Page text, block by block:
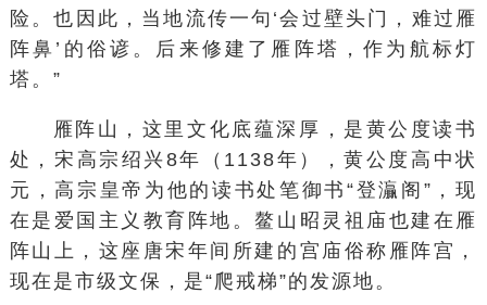
险。也因此，当地流传一句‘会过壁头门，难过雁
阵鼻’的俗谚。后来修建了雁阵塔，作为航标灯
塔。”
雁阵山，这里文化底蕴深厚，是黄公度读书
处，宋高宗绍兴8年（1138年），黄公度高中状
元，高宗皇帝为他的读书处笔御书“登灜阁”，现
在是爱国主义教育阵地。鳌山昭灵祖庙也建在雁
阵山上，这座唐宋年间所建的宫庙俗称雁阵宫，
现在是市级文保，是“爬戒梯”的发源地。